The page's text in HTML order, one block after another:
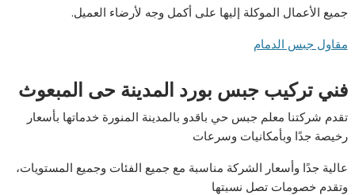
جميع الأعمال الموكلة إليها على أكمل وجه لأرضاء العميل.
مقاول جبس الدمام
فني تركیب جبس بورد المدینة حى المبعوث
تقدم شركتنا معلم جبس حي باقدو بالمدينة المنورة خدماتها بأسعار
رخيصة جدًا وبأمكانيات وسرعات
عالية جدًا وأسعار الشركة مناسبة مع جميع الفئات وجميع المستويات،
وتقدم خصومات تصل نسبتها